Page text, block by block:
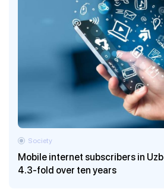
Mobile internet subscribers in
4.3-fold over ten years
Society